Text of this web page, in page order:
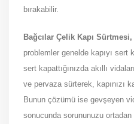
bırakabilir.
Bağcılar Çelik Kapı
problemler genelde kapıyı sert
sert kapattığınızda akıllı
ve pervaza sürterek, kapınızı
Bunun çözümü ise gevşeyen
sonucunda sorununuzu ortadan